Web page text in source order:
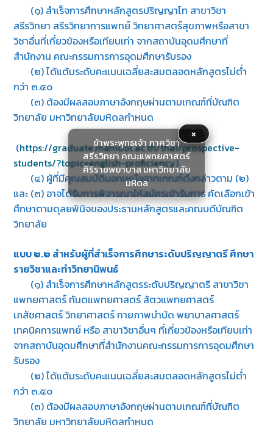
×
ข้าพระพุทธเจ้า ภาควิชา
สรีรวิทยา คณะแพทยศาสตร์
ศิริราชพยาบาล มหาวิทยาลัย
มหิดล
(๑) สำเร็จการศึกษาหลักสูตรปริญญาโท สาขาวิชา
สรีรวิทยา สรีรวิทยาการแพทย์ วิทยาศาสตร์สุขภาพหรือสาขา
วิชาอื่นที่เกี่ยวข้องหรือเทียบเท่า จากสถาบันอุดมศึกษาที่
สำนักงาน คณะกรรมการการอุดมศึกษารับรอง
(๒) ได้แต้มระดับคะแนนเฉลี่ยสะสมตลอดหลักสูตรไม่ต่ำ
กว่า ๓.๕๐
(๓) ต้องมีผลสอบภาษาอังกฤษผ่านตามเกณฑ์ที่บัณฑิต
วิทยาลัย มหาวิทยาลัยมหิดลกำหนด
(https://graduate.mahidol.ac.th/thai/prospective-
students/?topic=english-proficiency)
(๔) ผู้ที่มีคุณสมบัตินอกเหนือจากเกณฑ์ดังกล่าวตาม (๒)
และ (๓) อาจได้รับการพิจารณาให้สมัครเข้ารับการ คัดเลือกเข้า
ศึกษาตามดุลยพินิจของประธานหลักสูตรและคณบดีบัณฑิต
วิทยาลัย
แบบ ๒.๒ สำหรับผู้ที่สำเร็จการศึกษาระดับปริญญาตรี ศึกษา
รายวิชาและทำวิทยานิพนธ์
(๑) สำเร็จการศึกษาหลักสูตรระดับปริญญาตรี สาขาวิชา
แพทยศาสตร์ ทันตแพทยศาสตร์ สัตวแพทยศาสตร์
เภสัชศาสตร์ วิทยาศาสตร์ กายภาพบำบัด พยาบาลศาสตร์
เทคนิคการแพทย์ หรือ สาขาวิชาอื่นๆ ที่เกี่ยวข้องหรือเทียบเท่า
จากสถาบันอุดมศึกษาที่สำนักงานคณะกรรมการการอุดมศึกษา
รับรอง
(๒) ได้แต้มระดับคะแนนเฉลี่ยสะสมตลอดหลักสูตรไม่ต่ำ
กว่า ๓.๕๐
(๓) ต้องมีผลสอบภาษาอังกฤษผ่านตามเกณฑ์ที่บัณฑิต
วิทยาลัย มหาวิทยาลัยมหิดลกำหนด